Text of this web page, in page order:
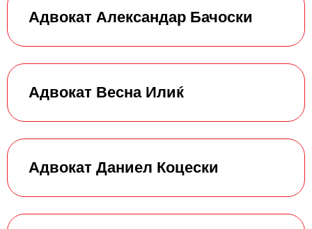
Адвокат Александар Бачоски
Адвокат Весна Илиќ
Адвокат Даниел Коцески